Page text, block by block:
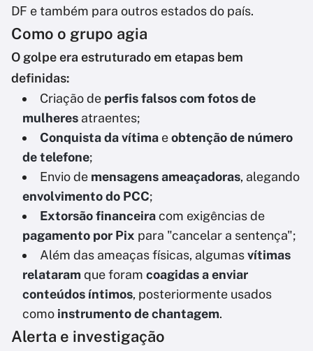
DF e também para outros estados do país.
Como o grupo agia
O golpe era estruturado em etapas bem
definidas:
Criação de perfis falsos com fotos de
mulheres atraentes;
Conquista da vítima eobtenção de número
de telefone;
Envio de mensagens ameaçadoras, alegando
envolvimento do PCC;
Extorsão financeiracom exigências de
pagamento por Pix para "cancelar a sentença";
Além das ameaças físicas, algumasvítimas
relataram que foram coagidas a enviar
conteúdos íntimos, posteriormente usados
como instrumento de chantagem.
Alerta e investigação